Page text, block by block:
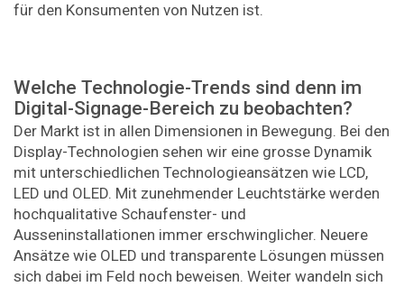
für den Konsumenten von Nutzen ist.
Welche Technologie-Trends sind denn im
Digital-Signage-Bereich zu beobachten?
Der Markt ist in allen Dimensionen in Bewegung. Bei den
Display-Technologien sehen wir eine grosse Dynamik
mit unterschiedlichen Technologieansätzen wie LCD,
LED und OLED. Mit zunehmender Leuchtstärke werden
hochqualitative Schaufenster- und
Ausseninstallationen immer erschwinglicher. Neuere
Ansätze wie OLED und transparente Lösungen müssen
sich dabei im Feld noch beweisen. Weiter wandeln sich